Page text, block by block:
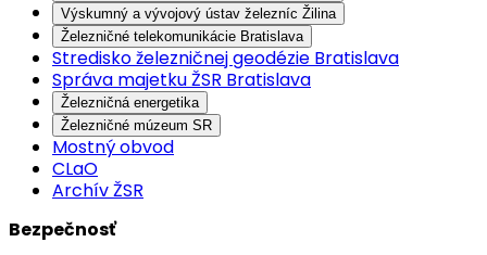
Výskumný a vývojový ústav železníc Žilina
Železničné telekomunikácie Bratislava
Stredisko železničnej geodézie Bratislava
Správa majetku ŽSR Bratislava
Železničná energetika
Železničné múzeum SR
Mostný obvod
CLaO
Archív ŽSR
Bezpečnosť